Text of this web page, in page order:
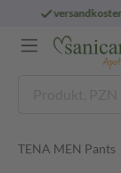
Rezepte
TENA MEN Pants